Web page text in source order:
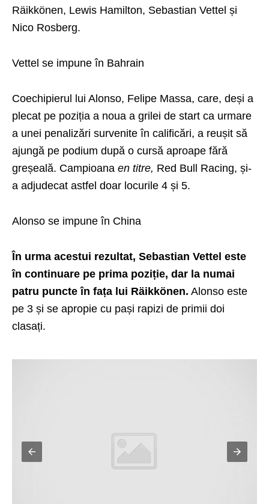
Räikkönen, Lewis Hamilton, Sebastian Vettel și
Nico Rosberg.
Vettel se impune în Bahrain
Coechipierul lui Alonso, Felipe Massa, care, deși a
plecat pe poziția a noua a grilei de start ca urmare
a unei penalizări survenite în calificări, a reușit să
ajungă pe podium după o cursă aproape fără
greșeală. Campioana en titre, Red Bull Racing, și-
a adjudecat astfel doar locurile 4 și 5.
Alonso se impune în China
În urma acestui rezultat, Sebastian Vettel este
în continuare pe prima poziție, dar la numai
patru puncte în fața lui Räikkönen. Alonso este
pe 3 și se apropie cu pași rapizi de primii doi
clasați.